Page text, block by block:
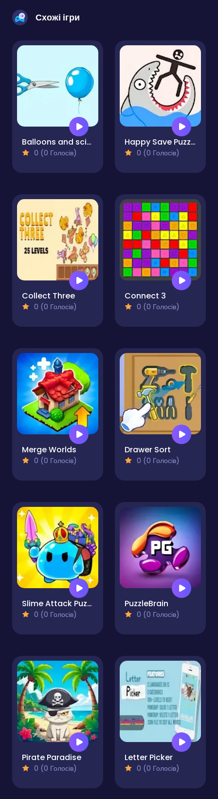
Схожі ігри
Balloons and scissors
0 (0 Голосів)
Happy Save Puzzle
0 (0 Голосів)
Collect Three
0 (0 Голосів)
Connect 3
0 (0 Голосів)
Merge Worlds
0 (0 Голосів)
Drawer Sort
0 (0 Голосів)
Slime Attack Puzzle!
0 (0 Голосів)
PuzzleBrain
0 (0 Голосів)
Pirate Paradise
0 (0 Голосів)
Letter Picker
0 (0 Голосів)